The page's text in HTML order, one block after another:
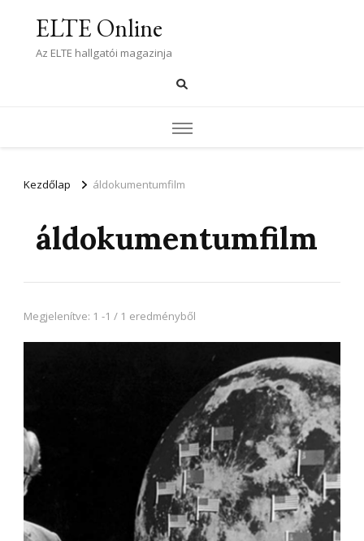
ELTE Online
Az ELTE hallgatói magazinja
Kezdőlap áldokumentumfilm
áldokumentumfilm
Megjelenítve: 1 -1 / 1 eredményből